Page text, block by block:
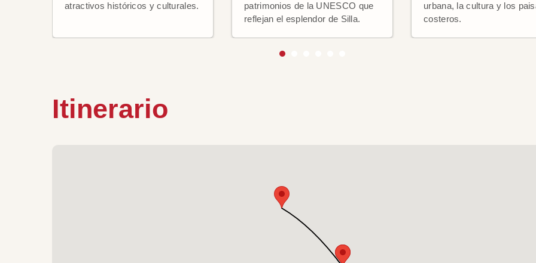
atractivos históricos y culturales.
patrimonios de la UNESCO que
reflejan el esplendor de Silla.
urbana, la cultura y los
costeros.
Itinerario